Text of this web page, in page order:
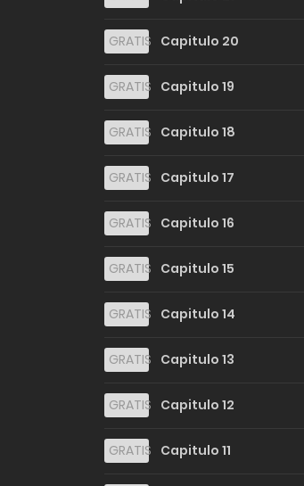
GRATIS Capitulo 20
GRATIS Capitulo 19
GRATIS Capitulo 18
GRATIS Capitulo 17
GRATIS Capitulo 16
GRATIS Capitulo 15
GRATIS Capitulo 14
GRATIS Capitulo 13
GRATIS Capitulo 12
GRATIS Capitulo 11